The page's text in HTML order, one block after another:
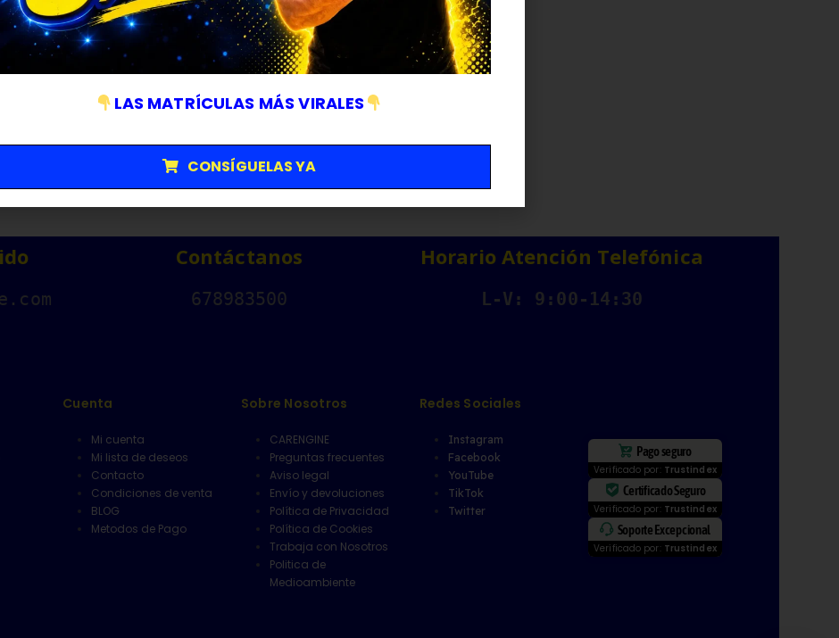
Contáctanos
678983500
Horario Atención Telefónica
L-V: 9:00-14:30
Cuenta
Mi cuenta
Mi lista de deseos
Contacto
Condiciones de venta
BLOG
Metodos de Pago
Sobre Nosotros
CARENGINE
Preguntas frecuentes
Aviso legal
Envío y devoluciones
Política de Privacidad
Política de Cookies
Trabaja con Nosotros
Politica de
Medioambiente
Redes Sociales
Instagram
Facebook
YouTube
TikTok
Twitter
Pago seguro
Verificado por: Trustindex
Certificado Seguro
Verificado por: Trustindex
Soporte Excepcional
Verificado por: Trustindex
LAS MATRÍCULAS MÁS VIRALES
CONSÍGUELAS YA